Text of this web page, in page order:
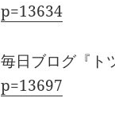
p=13634
毎日ブログ『ト
p=13697